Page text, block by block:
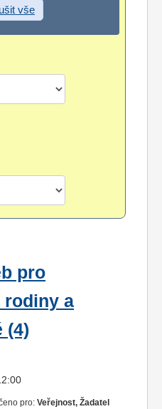
vše
pro
rodiny a
(4)
pro: Veřejnost, Žadatel